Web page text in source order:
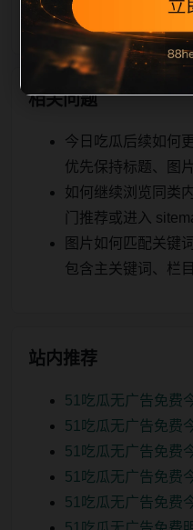
齐、内链结构完善和后
相关问题
今日吃瓜后续如何
优先保持标题、图
如何继续浏览同类
门推荐或进入
图片如何匹配关键
包含主关键词、栏
站内推荐
51吃瓜无广告免费
51吃瓜无广告免费
51吃瓜无广告免费
51吃瓜无广告免费
51吃瓜无广告免费